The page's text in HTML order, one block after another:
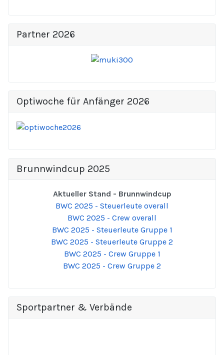
Partner 2026
Optiwoche für Anfänger 2026
Brunnwindcup 2025
Aktueller Stand - Brunnwindcup
BWC 2025 - Steuerleute overall
BWC 2025 - Crew overall
BWC 2025 - Steuerleute Gruppe 1
BWC 2025 - Steuerleute Gruppe 2
BWC 2025 - Crew Gruppe 1
BWC 2025 - Crew Gruppe 2
Sportpartner & Verbände